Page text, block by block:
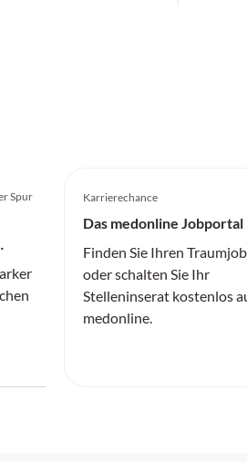
Spur Karrierechance
Das medonline Jobportal
Finden Sie Ihren Traumjob
oder schalten Sie Ihr
Stelleninserat kostenlos
medonline.